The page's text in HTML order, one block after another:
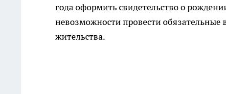
года оформить свидетельство о
невозможности провести
жительства.